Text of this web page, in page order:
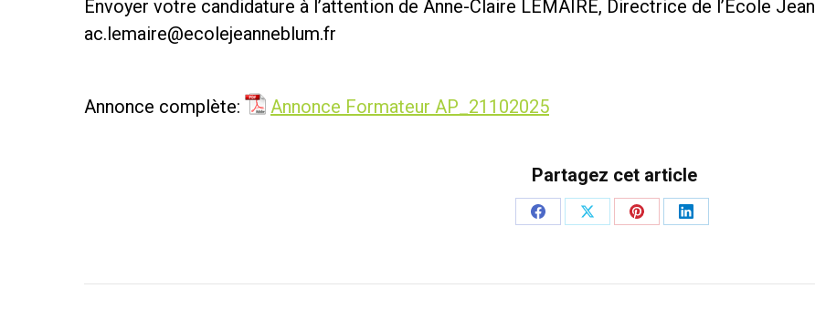
Envoyer votre candidature à l’attention de Anne-Claire LEMAIRE, Directrice de l’Ecole
ac.lemaire@ecolejeanneblum.fr
Annonce complète: Annonce Formateur AP_21102025
Partagez cet article
PartagerPartagerPartagerPartager